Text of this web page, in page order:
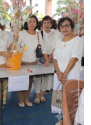
ตัว
ยาง
ชนิด
ผง-
ผงขาว”
โรงงาน
ประกาศ
ปฏิเสธ
รับ
ซื้อ